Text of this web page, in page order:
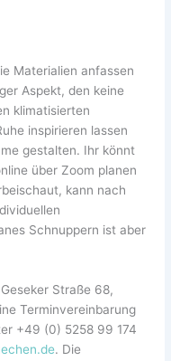
Materialien anfassen
Aspekt, den keine
klimatisierten
inspirieren lassen
gestalten. Ihr könnt
über Zoom planen
kann nach
Schnuppern ist aber
Straße 68,
Terminvereinbarung
+49 (0) 5258 99 174
. Die